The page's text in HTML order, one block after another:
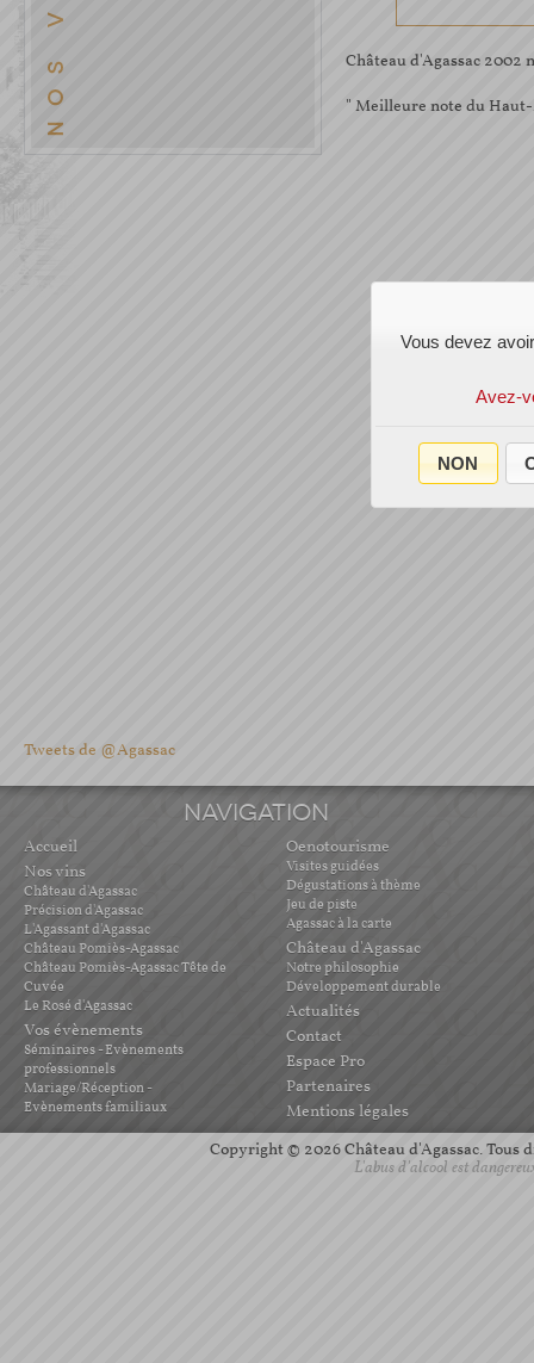
Tweets de @Agassac
Château d'Agassac 2002
" Meilleure note du
NAVIGATION
Accueil
Nos vins
Château d'Agassac
Précision d'Agassac
L'Agassant d'Agassac
Château Pomiès-Agassac
Château Pomiès-Agassac Tête de
Cuvée
Le Rosé d'Agassac
Vos évènements
Séminaires - Evènements
professionnels
Mariage/Réception -
Evènements familiaux
Oenotourisme
Visites guidées
Dégustations à thème
Jeu de piste
Agassac à la carte
Château d'Agassac
Notre philosophie
Développement durable
Actualités
Contact
Espace Pro
Partenaires
Mentions légales
Copyright © 2026 Château d'Agassac. Tous
L'abus d'alcool est
Vous devez
Avez-
NON